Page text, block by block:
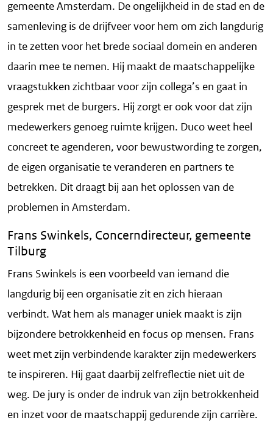
gemeente Amsterdam. De ongelijkheid in de stad en de
samenleving is de drijfveer voor hem om zich langdurig
in te zetten voor het brede sociaal domein en anderen
daarin mee te nemen. Hij maakt de maatschappelijke
vraagstukken zichtbaar voor zijn collega’s en gaat in
gesprek met de burgers. Hij zorgt er ook voor dat zijn
medewerkers genoeg ruimte krijgen. Duco weet heel
concreet te agenderen, voor bewustwording te zorgen,
de eigen organisatie te veranderen en partners te
betrekken. Dit draagt bij aan het oplossen van de
problemen in Amsterdam.
Frans Swinkels, Concerndirecteur, gemeente
Tilburg
Frans Swinkels is een voorbeeld van iemand die
langdurig bij een organisatie zit en zich hieraan
verbindt. Wat hem als manager uniek maakt is zijn
bijzondere betrokkenheid en focus op mensen. Frans
weet met zijn verbindende karakter zijn medewerkers
te inspireren. Hij gaat daarbij zelfreflectie niet uit de
weg. De jury is onder de indruk van zijn betrokkenheid
en inzet voor de maatschappij gedurende zijn carrière.